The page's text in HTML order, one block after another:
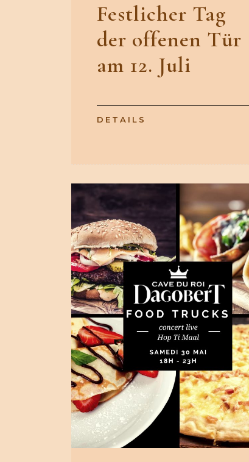
Festlicher Tag
der offenen Tür
am 12. Juli
DETAILS